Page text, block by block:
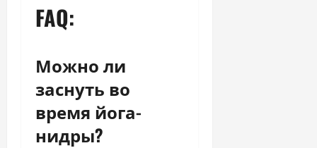
FAQ:
Можно ли
заснуть во
время йога-
нидры?